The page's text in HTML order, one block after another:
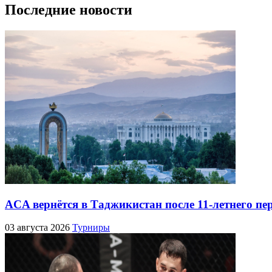
Последние новости
ACA вернётся в Таджикистан после 11-летнего
03 августа 2026 Турниры